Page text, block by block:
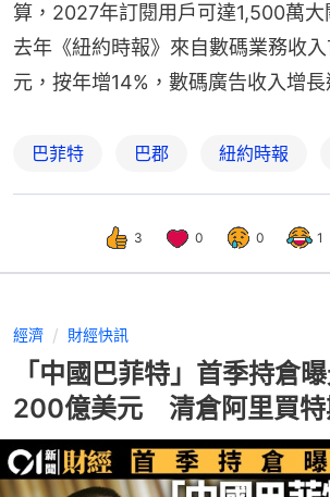
算，2027年訂閱用戶可達1,500萬大
去年《紐約時報》來自數碼業務收
元，按年增14%，數碼廣告收入增長
巴菲特 巴郡 紐約時報
3 0 0 1
經濟 財經快訊
「中國巴菲特」首季持倉
200億美元 清倉阿里買特